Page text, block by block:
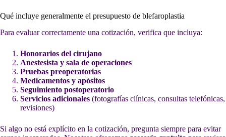
Qué incluye generalmente el presupuesto de blefaroplastia
Para evaluar correctamente una cotización, verifica que incluya:
Honorarios del cirujano
Anestesista y sala de operaciones
Pruebas preoperatorias
Medicamentos y apósitos
Seguimiento postoperatorio
Servicios adicionales (fotografías clínicas, consultas telefónicas,
revisiones)
Si algo no está explícito en la cotización, pregunta siempre para evitar